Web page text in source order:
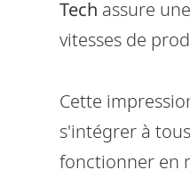
Gx150i
CODING AT SPEED IN
Tech assure
vitesses de
Cette
s'intégrer à
fonctionner en